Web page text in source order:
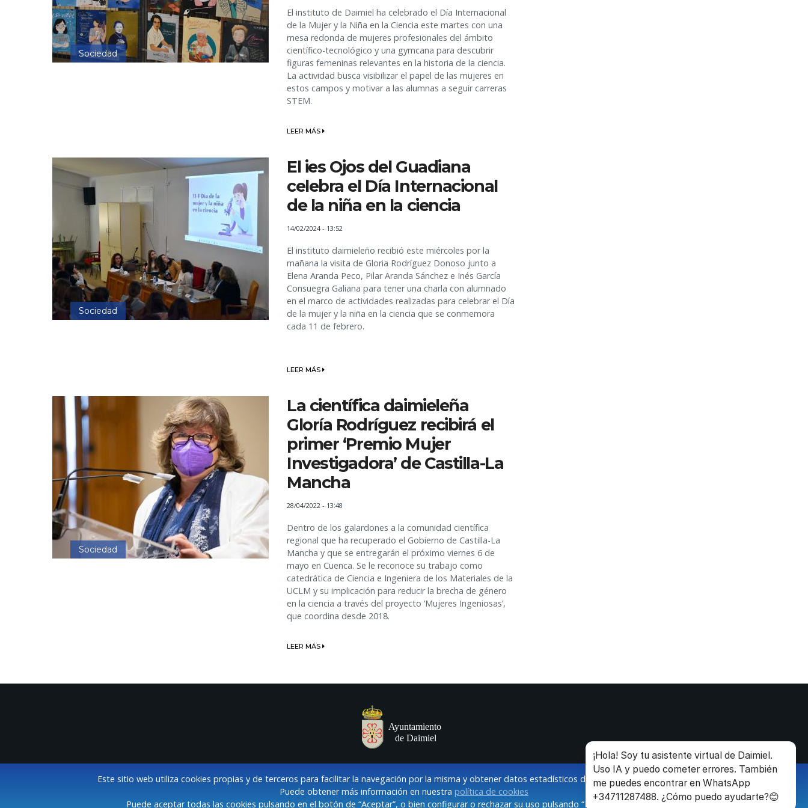
Sociedad
El instituto de Daimiel ha celebrado el Día Internacional
de la Mujer y la Niña en la Ciencia este martes con una
mesa redonda de mujeres profesionales del ámbito
científico-tecnológico y una gymcana para descubrir
figuras femeninas relevantes en la historia de la ciencia.
La actividad busca visibilizar el papel de las mujeres en
estos campos y motivar a las alumnas a seguir carreras
STEM.
LEER MÁS
Sociedad
El ies Ojos del Guadiana
celebra el Día Internacional
de la niña en la ciencia
14/02/2024 - 13:52
El instituto daimieleño recibió este miércoles por la
mañana la visita de Gloria Rodríguez Donoso junto a
Elena Aranda Peco, Pilar Aranda Sánchez e Inés García
Consuegra Galiana para tener una charla con alumnado
en el marco de actividades realizadas para celebrar el Día
de la mujer y la niña en la ciencia que se conmemora
cada 11 de febrero.
LEER MÁS
Sociedad
La científica daimieleña
Gloría Rodríguez recibirá el
primer ‘Premio Mujer
Investigadora’ de Castilla-La
Mancha
28/04/2022 - 13:48
Dentro de los galardones a la comunidad científica
regional que ha recuperado el Gobierno de Castilla-La
Mancha y que se entregarán el próximo viernes 6 de
mayo en Cuenca. Se le reconoce su trabajo como
catedrática de Ciencia e Ingeniera de los Materiales de la
UCLM y su implicación para reducir la brecha de género
en la ciencia a través del proyecto ‘Mujeres Ingeniosas’,
que coordina desde 2018.
LEER MÁS
Este sitio web utiliza cookies propias y de terceros para facilitar la navegación por la misma y obtener datos estadísticos de la navegación de los usuarios.
Puede obtener más información en nuestra política de cookies
Puede aceptar todas las cookies pulsando en el botón de “Aceptar”, o bien configurar o rechazar su uso pulsando “Modificar configuración”.
¡Hola! Soy tu asistente virtual de Daimiel.
Uso IA y puedo cometer errores. También
me puedes encontrar en WhatsApp
+34711287488. ¿Cómo puedo ayudarte?😊